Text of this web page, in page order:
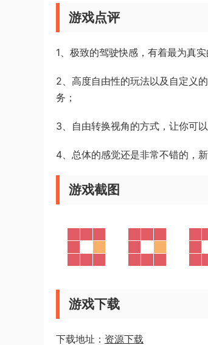
游戏点评
1、极致的驾驶快感，有着最为真
2、高度自由性的玩法以及自定义
务；
3、自由转换视角的方式，让你可
4、总体的感觉还是非常不错的，
游戏截图
游戏下载
下载地址： 资源下载